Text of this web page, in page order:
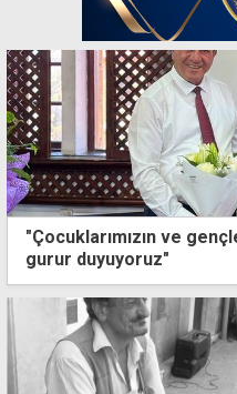
"Çocuklarımızın ve
gurur duyuyoruz"